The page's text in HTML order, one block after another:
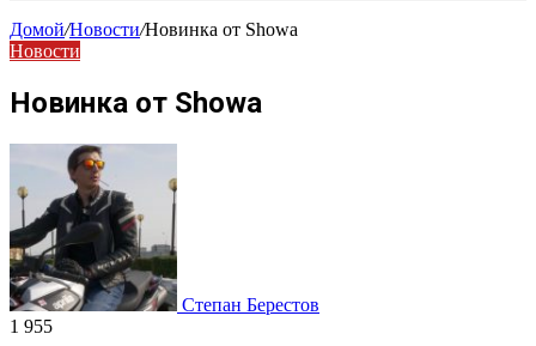
Домой/Новости/Новинка от Showa
Новости
Новинка от Showa
Степан Берестов
1 955